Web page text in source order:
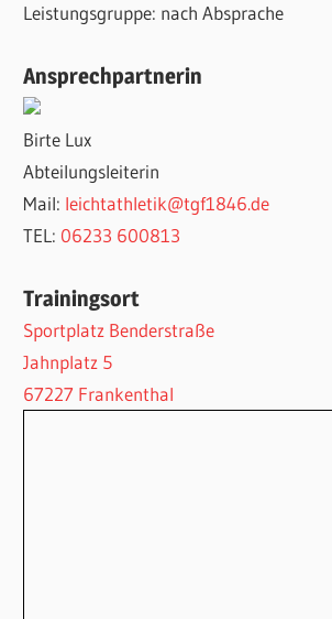
Leistungsgruppe: nach Absprache
Ansprechpartnerin
Birte Lux
Abteilungsleiterin
Mail: leichtathletik@tgf1846.de
TEL: 06233 600813
Trainingsort
Sportplatz Benderstraße
Jahnplatz 5
67227 Frankenthal